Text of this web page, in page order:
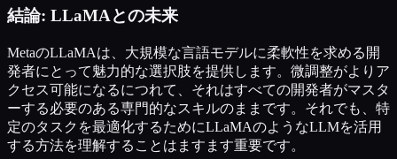
結論: LLaMAとの未来
MetaのLLaMAは、大規模な言語モデルに柔軟性を求める開
発者にとって魅力的な選択肢を提供します。微調整がよりア
クセス可能になるにつれて、それはすべての開発者がマスタ
ーする必要のある専門的なスキルのままです。それでも、特
定のタスクを最適化するためにLLaMAのようなLLMを活用
する方法を理解することはますます重要です。